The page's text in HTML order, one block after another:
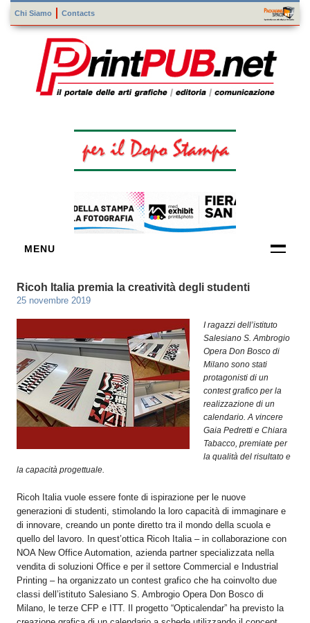
Chi Siamo Contacts
MENU
DI TECNOLOGIE
ENTI E
ASSOCIAZIONI
ZOOM
TEMATICI
EVENTI
Ricoh Italia premia la creatività degli studenti
25 novembre 2019
I ragazzi dell’istituto
Salesiano S. Ambrogio
Opera Don Bosco di
Milano sono stati
protagonisti di un
contest grafico per la
realizzazione di un
calendario. A vincere
Gaia Pedretti e Chiara
Tabacco, premiate per
la qualità del risultato e
la capacità progettuale.
Ricoh Italia vuole essere fonte di ispirazione per le nuove
generazioni di studenti, stimolando la loro capacità di immaginare e
di innovare, creando un ponte diretto tra il mondo della scuola e
quello del lavoro. In quest’ottica Ricoh Italia – in collaborazione con
NOA New Office Automation, azienda partner specializzata nella
vendita di soluzioni Office e per il settore Commercial e Industrial
Printing – ha organizzato un contest grafico che ha coinvolto due
classi dell’istituto Salesiano S. Ambrogio Opera Don Bosco di
Milano, le terze CFP e ITT. Il progetto “Opticalendar” ha previsto la